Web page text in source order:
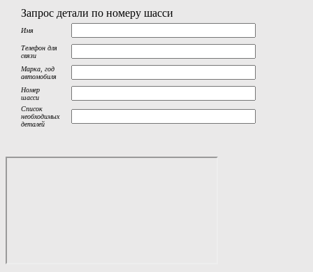
Запрос детали по номеру шасси
Имя
Телефон для
связи
Марка, год
автомобиля
Номер
шасси
Список
необходимых
деталей